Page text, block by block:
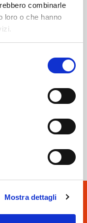
combinarle
loro o che hanno
Mostra dettagli